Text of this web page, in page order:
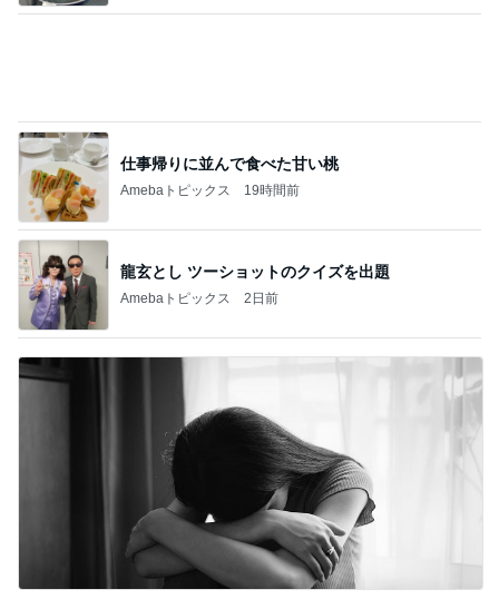
龍玄とし ツーショットのクイズを出題
Amebaトピックス 2日前
配偶者なし仕事なしで困惑された私
2日前
記事を読む